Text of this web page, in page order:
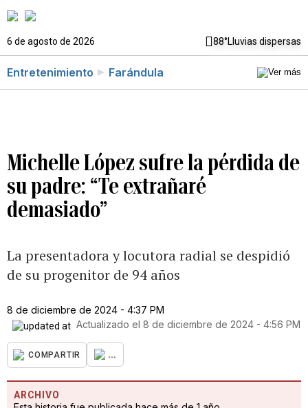
6 de agosto de 2026 88°Lluvias dispersas
Entretenimiento Farándula
Michelle López sufre la pérdida de
su padre: “Te extrañaré
demasiado”
La presentadora y locutora radial se despidió
de su progenitor de 94 años
8 de diciembre de 2024 - 4:37 PM
Actualizado el 8 de diciembre de 2024 - 4:56 PM
COMPARTIR ...
ARCHIVO